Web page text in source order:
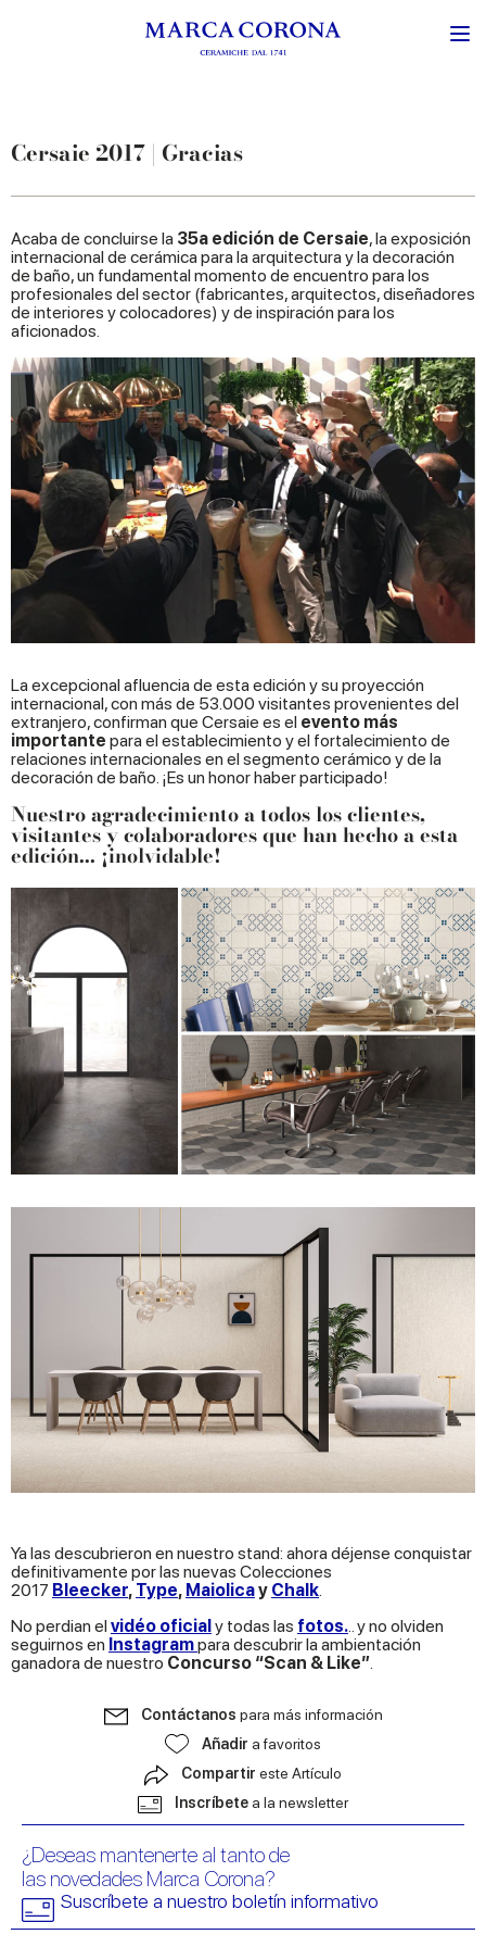
Cersaie 2017 | Gracias
Acaba de concluirse la 35a edición de Cersaie, la exposición
internacional de cerámica para la arquitectura y la decoración
de baño, un fundamental momento de encuentro para los
profesionales del sector (fabricantes, arquitectos, diseñadores
de interiores y colocadores) y de inspiración para los
aficionados.
La excepcional afluencia de esta edición y su proyección
internacional, con más de 53.000 visitantes provenientes del
extranjero, confirman que Cersaie es el evento más
importante para el establecimiento y el fortalecimiento de
relaciones internacionales en el segmento cerámico y de la
decoración de baño. ¡Es un honor haber participado!
Nuestro agradecimiento a todos los clientes,
visitantes y colaboradores que han hecho a esta
edición... ¡inolvidable!
Ya las descubrieron en nuestro stand: ahora déjense conquistar
definitivamente por las nuevas Colecciones
2017 Bleecker, Type, Maiolicay Chalk.
No perdian elvidéo oficialy todas las fotos... y no olviden
seguirnos en Instagrampara descubrir la ambientación
ganadora de nuestro Concurso “Scan & Like”.
Contáctanos para más información
Añadir a favoritos
Compartir este Artículo
Inscríbete a la newsletter
¿Deseas mantenerte al tanto de
las novedades Marca Corona?
Suscríbete a nuestro boletín informativo